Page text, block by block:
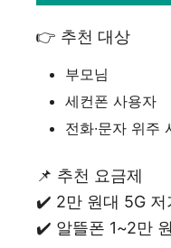
👉 추천 대상
부모님
세컨폰 사용자
전화·문자 위주
📌 추천 요금제
✔️ 2만 원대 5G 저
✔️ 알뜰폰 1~2만